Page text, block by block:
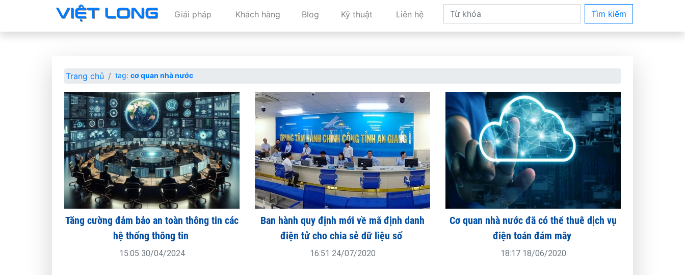
Giải pháp Khách hàng Blog Kỹ thuật Liên hệ Tìm kiếm
Trang chủ tag: cơ quan nhà nước
Tăng cường đảm bảo an toàn thông tin các
hệ thống thông tin
15:05 30/04/2024
Ban hành quy định mới về mã định danh
điện tử cho chia sẻ dữ liệu số
16:51 24/07/2020
Cơ quan nhà nước đã có thể thuê dịch vụ
điện toán đám mây
18:17 18/06/2020